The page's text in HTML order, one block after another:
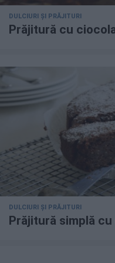
DULCIURI ȘI PRĂJITURI
Prăjitură cu
DULCIURI ȘI PRĂJITURI
Prăjitură simplă